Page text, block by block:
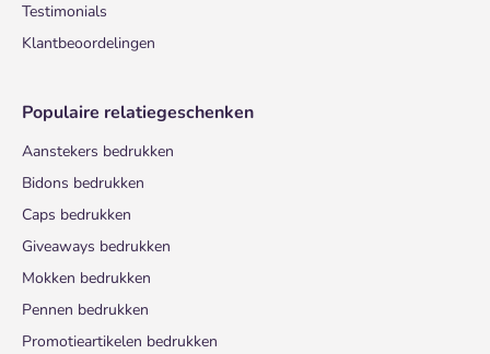
Testimonials
Klantbeoordelingen
Populaire relatiegeschenken
Aanstekers bedrukken
Bidons bedrukken
Caps bedrukken
Giveaways bedrukken
Mokken bedrukken
Pennen bedrukken
Promotieartikelen bedrukken